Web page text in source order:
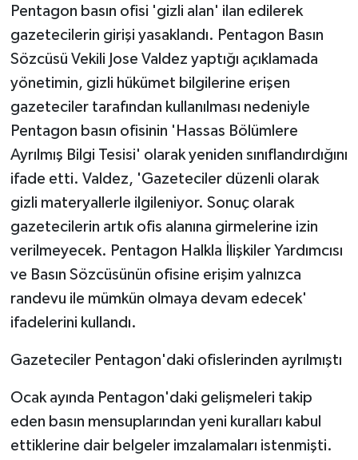
Pentagon basın ofisi 'gizli alan' ilan edilerek
gazetecilerin girişi yasaklandı. Pentagon Basın
Sözcüsü Vekili Jose Valdez yaptığı açıklamada
yönetimin, gizli hükümet bilgilerine erişen
gazeteciler tarafından kullanılması nedeniyle
Pentagon basın ofisinin 'Hassas Bölümlere
Ayrılmış Bilgi Tesisi' olarak yeniden sınıflandırdığını
ifade etti. Valdez, 'Gazeteciler düzenli olarak
gizli materyallerle ilgileniyor. Sonuç olarak
gazetecilerin artık ofis alanına girmelerine izin
verilmeyecek. Pentagon Halkla İlişkiler Yardımcısı
ve Basın Sözcüsünün ofisine erişim yalnızca
randevu ile mümkün olmaya devam edecek'
ifadelerini kullandı.
Gazeteciler Pentagon'daki ofislerinden ayrılmıştı
Ocak ayında Pentagon'daki gelişmeleri takip
eden basın mensuplarından yeni kuralları kabul
ettiklerine dair belgeler imzalamaları istenmişti.
İş Dünyası
Jandarma
Kadın
KÜLTÜR SANAT
MAGAZİN
Otomobil
Sağlık
SİYASET
SPOR HABERLERİ
TEKNOLOJİ